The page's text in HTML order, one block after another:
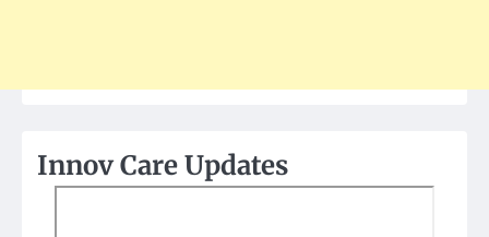
Innov Care Updates